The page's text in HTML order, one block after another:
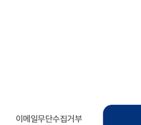
이메일무단수집거부